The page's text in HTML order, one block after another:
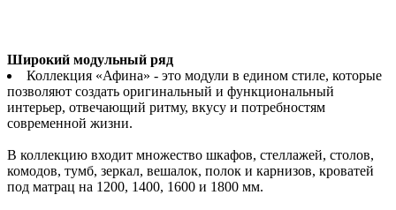
Широкий модульный ряд
Коллекция «Афина» - это модули в едином стиле, которые
позволяют создать оригинальный и функциональный
интерьер, отвечающий ритму, вкусу и потребностям
современной жизни.
В коллекцию входит множество шкафов, стеллажей, столов,
комодов, тумб, зеркал, вешалок, полок и карнизов, кроватей
под матрац на 1200, 1400, 1600 и 1800 мм.